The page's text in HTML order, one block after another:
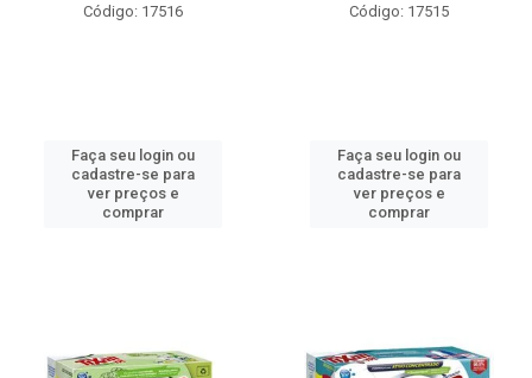
Código: 17516
Faça seu login ou
cadastre-se para
ver preços e
comprar
Código: 17515
Faça seu login ou
cadastre-se para
ver preços e
comprar